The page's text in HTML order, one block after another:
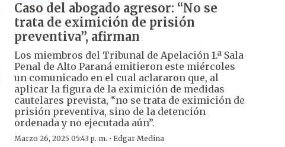
Caso del abogado agresor: “No se
trata de eximición de prisión
preventiva”, afirman
Los miembros del Tribunal de Apelación 1.ª Sala
Penal de Alto Paraná emitieron este miércoles
un comunicado en el cual aclararon que, al
aplicar la figura de la eximición de medidas
cautelares prevista, “no se trata de eximición de
prisión preventiva, sino de la detención
ordenada y no ejecutada aún”.
Marzo 26, 2025 05:43 p. m. · Edgar Medina